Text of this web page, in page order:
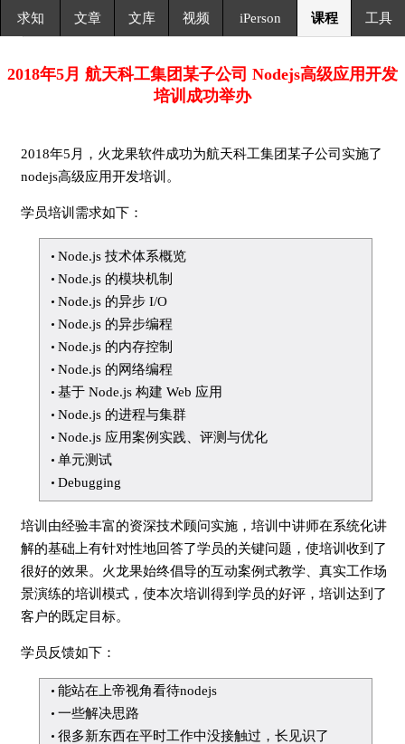
求知 文章 文库 视频 iPerson 课程 工具
2018年5月 航天科工集团某子公司 Nodejs高级应用开发
培训成功举办
2018年5月，火龙果软件成功为航天科工集团某子公司实施了
nodejs高级应用开发培训。
学员培训需求如下：
Node.js 技术体系概览
Node.js 的模块机制
Node.js 的异步 I/O
Node.js 的异步编程
Node.js 的内存控制
Node.js 的网络编程
基于 Node.js 构建 Web 应用
Node.js 的进程与集群
Node.js 应用案例实践、评测与优化
单元测试
Debugging
培训由经验丰富的资深技术顾问实施，培训中讲师在系统化讲
解的基础上有针对性地回答了学员的关键问题，使培训收到了
很好的效果。火龙果始终倡导的互动案例式教学、真实工作场
景演练的培训模式，使本次培训得到学员的好评，培训达到了
客户的既定目标。
学员反馈如下：
能站在上帝视角看待nodejs
一些解决思路
很多新东西在平时工作中没接触过，长见识了